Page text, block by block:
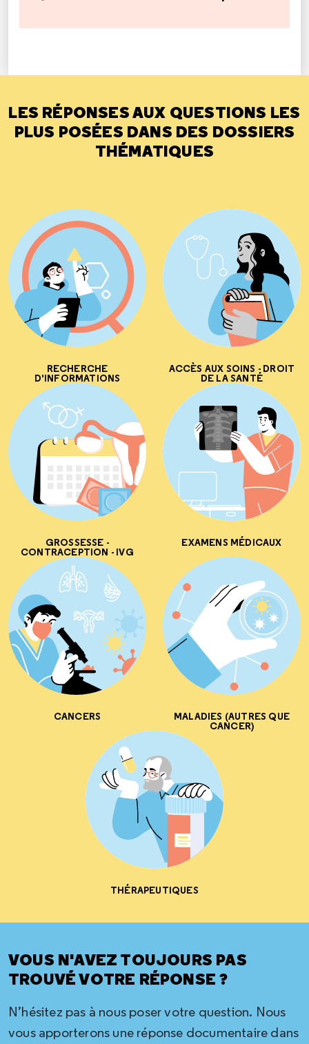
LES RÉPONSES AUX QUESTIONS LES
PLUS POSÉES DANS DES DOSSIERS
THÉMATIQUES
RECHERCHE
D'INFORMATIONS
ACCÈS AUX SOINS - DROIT
DE LA SANTÉ
GROSSESSE -
CONTRACEPTION - IVG
EXAMENS MÉDICAUX
CANCERS MALADIES (AUTRES QUE
CANCER)
THÉRAPEUTIQUES
VOUS N'AVEZ TOUJOURS PAS
TROUVÉ VOTRE RÉPONSE ?
N’hésitez pas à nous poser votre question. Nous
vous apporterons une réponse documentaire dans